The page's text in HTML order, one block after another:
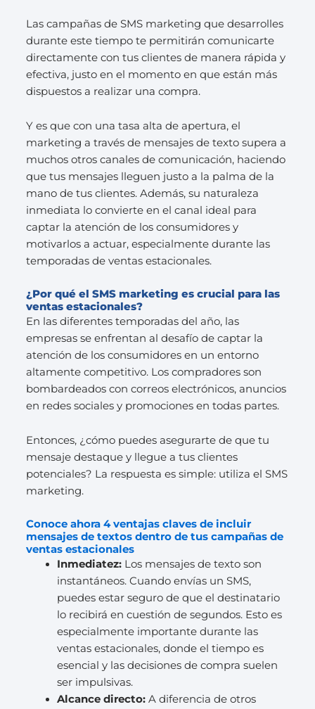
Las campañas de SMS marketing que desarrolles
durante este tiempo te permitirán comunicarte
directamente con tus clientes de manera rápida y
efectiva, justo en el momento en que están más
dispuestos a realizar una compra.
Y es que con una tasa alta de apertura, el
marketing a través de mensajes de texto supera a
muchos otros canales de comunicación, haciendo
que tus mensajes lleguen justo a la palma de la
mano de tus clientes. Además, su naturaleza
inmediata lo convierte en el canal ideal para
captar la atención de los consumidores y
motivarlos a actuar, especialmente durante las
temporadas de ventas estacionales.
¿Por qué el SMS marketing es crucial para las
ventas estacionales?
En las diferentes temporadas del año, las
empresas se enfrentan al desafío de captar la
atención de los consumidores en un entorno
altamente competitivo. Los compradores son
bombardeados con correos electrónicos, anuncios
en redes sociales y promociones en todas partes.
Entonces, ¿cómo puedes asegurarte de que tu
mensaje destaque y llegue a tus clientes
potenciales? La respuesta es simple: utiliza el SMS
marketing.
Conoce ahora 4 ventajas claves de incluir
mensajes de textos dentro de tus campañas de
ventas estacionales
Inmediatez:Los mensajes de texto son
instantáneos. Cuando envías un SMS,
puedes estar seguro de que el destinatario
lo recibirá en cuestión de segundos. Esto es
especialmente importante durante las
ventas estacionales, donde el tiempo es
esencial y las decisiones de compra suelen
ser impulsivas.
Alcance directo:A diferencia de otros